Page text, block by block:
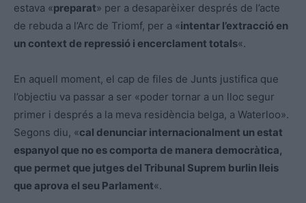
estava «preparat» per a desaparèixer després de l’acte
de rebuda a l’Arc de Triomf, per a «intentar l’extracció en
un context de repressió i encerclament totals«.
En aquell moment, el cap de files de Junts justifica que
l’objectiu va passar a ser «poder tornar a un lloc segur
primer i després a la meva residència belga, a Waterloo».
Segons diu, «cal denunciar internacionalment un estat
espanyol que no es comporta de manera democràtica,
que permet que jutges del Tribunal Suprem burlin lleis
que aprova el seu Parlament«.